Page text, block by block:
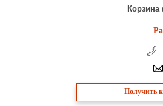
Корзина
Получить